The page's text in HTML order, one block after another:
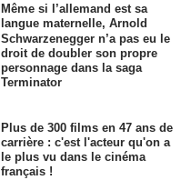
Même si l’allemand est sa
langue maternelle, Arnold
Schwarzenegger n’a pas eu le
droit de doubler son propre
personnage dans la saga
Terminator
Plus de 300 films en 47 ans de
carrière : c'est l'acteur qu'on a
le plus vu dans le cinéma
français !